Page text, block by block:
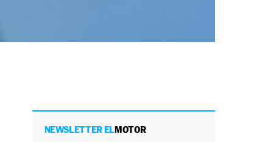
NEWSLETTER ELMOTOR